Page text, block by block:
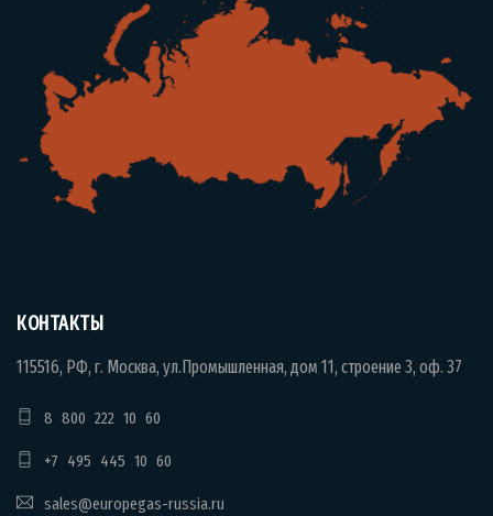
КОНТАКТЫ
115516, РФ, г. Москва, ул.Промышленная, дом 11, строение 3, оф. 37
8 800 222 10 60
+7 495 445 10 60
sales@europegas-russia.ru